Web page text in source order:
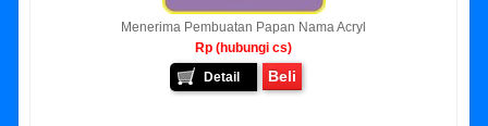
Menerima Pembuatan Papan Nama Acryl
Rp (hubungi cs)
Detail
Beli